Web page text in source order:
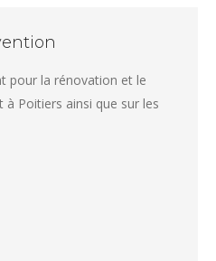
pour la rénovation et le
Poitiers ainsi que sur les